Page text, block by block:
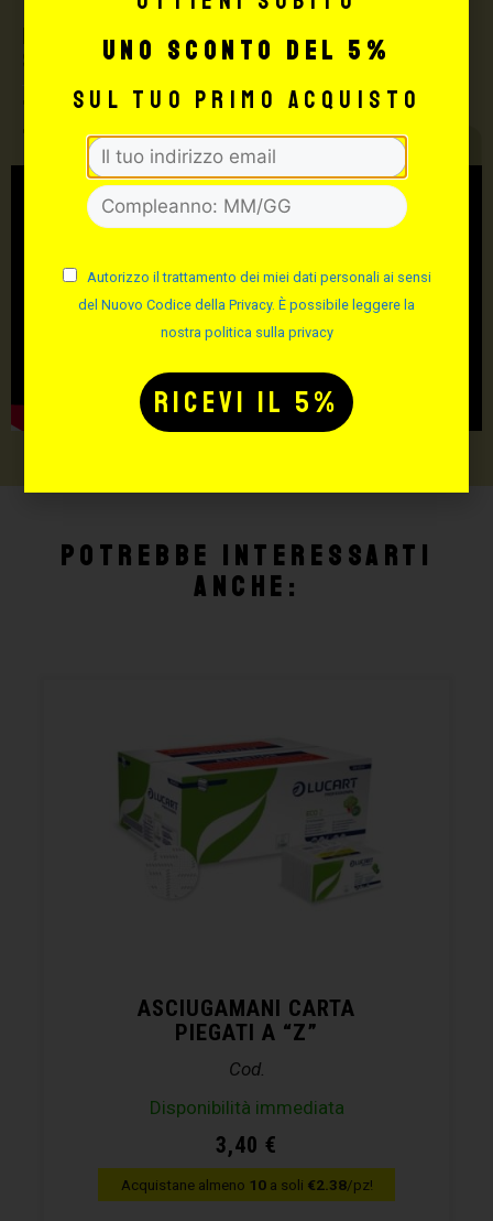
Max Signorello Tattoo
Supply
TUTTO PER IL TUO
TATTOO STUDIO
Potrebbe interessarti
anche:
ASCIUGAMANI CARTA
PIEGATI A “Z”
Cod.
Disponibilità immediata
3,40 €
Acquistane almeno 10a soli €2.38/pz!
uno sconto del 5%
sul tuo primo acquisto
Autorizzo il trattamento dei miei dati personali ai sensi
del Nuovo Codice della Privacy. È possibile leggere la
nostra politica sulla privacy